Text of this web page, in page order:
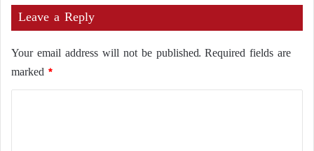
Leave a Reply
Your email address will not be published. Required fields are
marked *